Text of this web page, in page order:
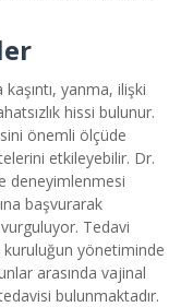
yanma, ilişki
hissi bulunur.
önemli ölçüde
etkileyebilir. Dr.
deneyimlenmesi
başvurarak
Tedavi
yönetiminde
arasında vajinal
bulunmaktadır.